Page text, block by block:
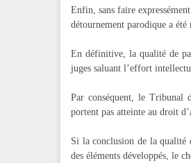
Enfin, sans faire
détournement parodique a été
En définitive, la qualité de
juges saluant l’effort
Par conséquent, le Tribunal
portent pas atteinte au droit
Si la conclusion de la qualité
des éléments développés, le